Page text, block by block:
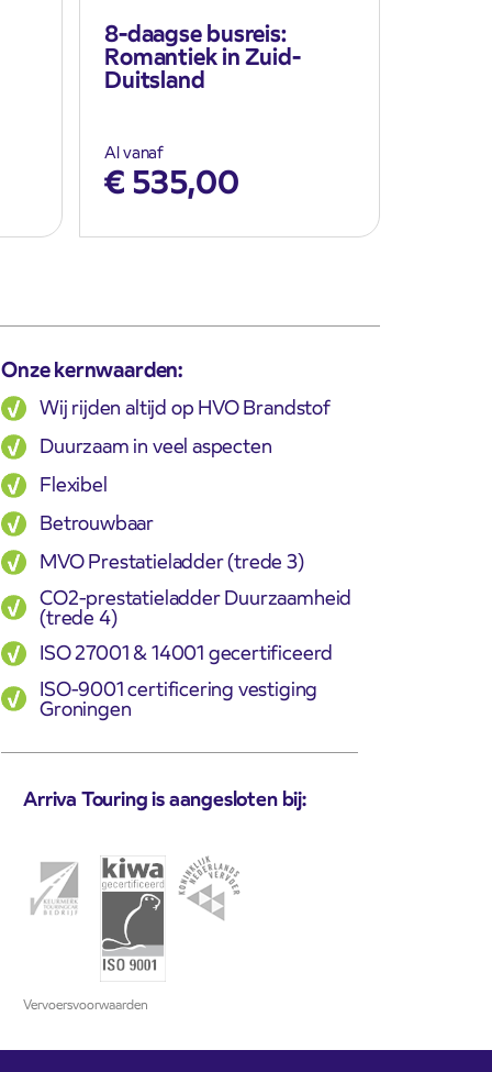
8-daagse busreis:
Romantiek in Zuid-
Duitsland
Al vanaf
€ 535,00
Onze kernwaarden:
Wij rijden altijd op HVO Brandstof
Duurzaam in veel aspecten
Flexibel
Betrouwbaar
MVO Prestatieladder (trede 3)
CO2-prestatieladder Duurzaamheid
(trede 4)
ISO 27001 & 14001 gecertificeerd
ISO-9001 certificering vestiging
Groningen
Arriva Touring is aangesloten bij:
Vervoersvoorwaarden